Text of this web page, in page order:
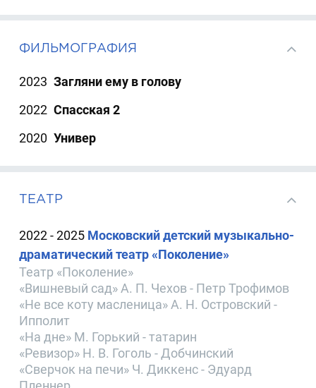
ФИЛЬМОГРАФИЯ
2023 Загляни ему в голову
2022 Спасская 2
2020 Универ
ТЕАТР
2022 - 2025 Московский детский музыкально-
драматический театр «Поколение»
Театр «Поколение»
«Вишневый сад» А. П. Чехов - Петр Трофимов
«Не все коту масленица» А. Н. Островский -
Ипполит
«На дне» М. Горький - татарин
«Ревизор» Н. В. Гоголь - Добчинский
«Сверчок на печи» Ч. Диккенс - Эдуард